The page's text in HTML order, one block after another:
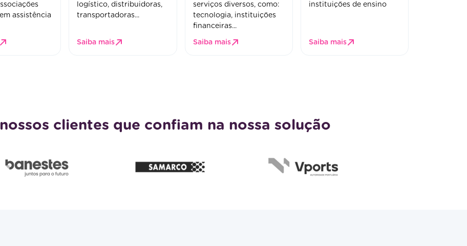
assistência
logístico, distribuidoras,
transportadoras...
Saiba mais
serviços diversos, como:
tecnologia, instituições
financeiras...
Saiba mais
instituições de ensino
Saiba mais
clientes que confiam na nossa solução